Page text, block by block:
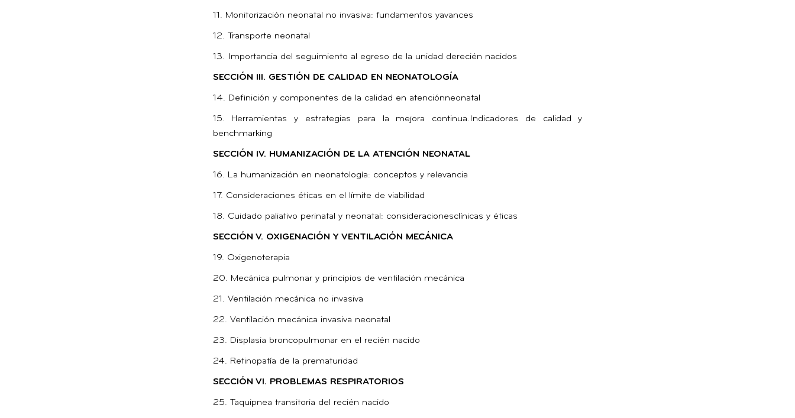
11. Monitorización neonatal no invasiva: fundamentos yavances
12. Transporte neonatal
13. Importancia del seguimiento al egreso de la unidad derecién nacidos
SECCIÓN III. GESTIÓN DE CALIDAD EN NEONATOLOGÍA
14. Definición y componentes de la calidad en atenciónneonatal
15. Herramientas y estrategias para la mejora continua.Indicadores de calidad y
benchmarking
SECCIÓN IV. HUMANIZACIÓN DE LA ATENCIÓN NEONATAL
16. La humanización en neonatología: conceptos y relevancia
17. Consideraciones éticas en el límite de viabilidad
18. Cuidado paliativo perinatal y neonatal: consideracionesclínicas y éticas
SECCIÓN V. OXIGENACIÓN Y VENTILACIÓN MECÁNICA
19. Oxigenoterapia
20. Mecánica pulmonar y principios de ventilación mecánica
21. Ventilación mecánica no invasiva
22. Ventilación mecánica invasiva neonatal
23. Displasia broncopulmonar en el recién nacido
24. Retinopatía de la prematuridad
SECCIÓN VI. PROBLEMAS RESPIRATORIOS
25. Taquipnea transitoria del recién nacido